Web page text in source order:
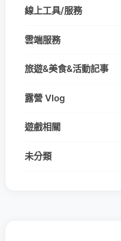
線上工具/服務
雲端服務
旅遊&美食&活動記事
露營 Vlog
遊戲相關
未分類